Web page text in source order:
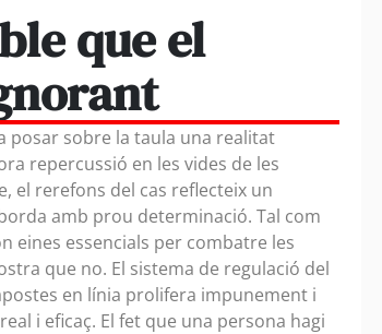
que el
a posar sobre la taula una realitat
repercussió en les vides de les
el rerefons del cas reflecteix un
amb prou determinació. Tal com
eines essencials per combatre les
que no. El sistema de regulació del
en línia prolifera impunement i
i eficaç. El fet que una persona hagi